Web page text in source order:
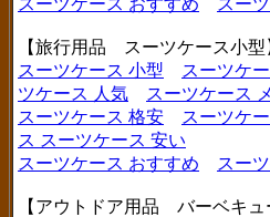
スーツケース おすすめ
スー
【旅行用品 スーツケース小型
スーツケース 小型
スーツケ
ツケース 人気
スーツケース
スーツケース 格安
スーツケ
ス スーツケース 安い
スーツケース おすすめ
スー
【アウトドア用品 バーベキュ